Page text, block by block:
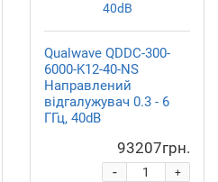
Qualwave QDDC-300-
6000-K12-40-NS
Направлений
відгалужувач 0.3 - 6
ГГц, 40dB
93207грн.
+
-